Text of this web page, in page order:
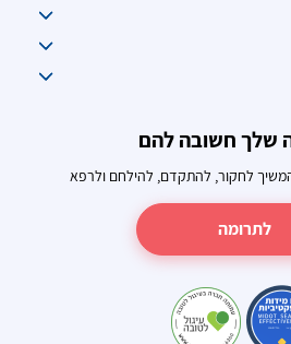
שלך חשובה להם
לחקור, להתקדם, להילחם ולרפא
לתרומה